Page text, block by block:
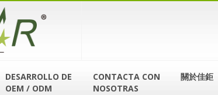
DESARROLLO DE
OEM / ODM
CONTACTA CON
NOSOTRAS
關於佳鉅